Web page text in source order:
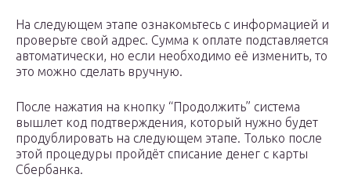
На следующем этапе ознакомьтесь с информацией и
проверьте свой адрес. Сумма к оплате подставляется
автоматически, но если необходимо её изменить, то
это можно сделать вручную.
После нажатия на кнопку “Продолжить” система
вышлет код подтверждения, который нужно будет
продублировать на следующем этапе. Только после
этой процедуры пройдёт списание денег с карты
Сбербанка.